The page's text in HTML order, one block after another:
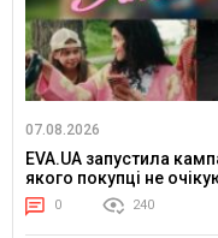
07.08.2026
EVA.UA запустила
якого покупці не
0 240